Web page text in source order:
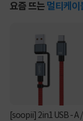
요즘 뜨는 멀티케이
[soopii] 2in1 USB - A /